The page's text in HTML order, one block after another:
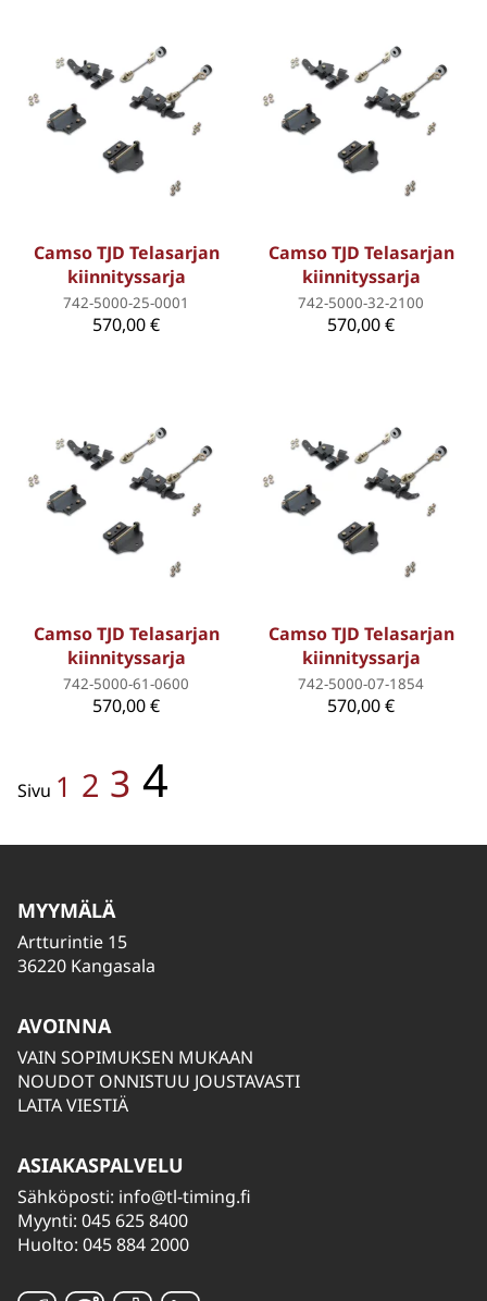
Camso TJD Telasarjan
kiinnityssarja
742-5000-25-0001
570,00 €
Camso TJD Telasarjan
kiinnityssarja
742-5000-32-2100
570,00 €
Camso TJD Telasarjan
kiinnityssarja
742-5000-61-0600
570,00 €
Camso TJD Telasarjan
kiinnityssarja
742-5000-07-1854
570,00 €
Sivu 1 2 3 4
MYYMÄLÄ
Artturintie 15
36220 Kangasala
AVOINNA
VAIN SOPIMUKSEN MUKAAN
NOUDOT ONNISTUU JOUSTAVASTI
LAITA VIESTIÄ
ASIAKASPALVELU
Sähköposti: info@tl-timing.fi
Myynti: 045 625 8400
Huolto: 045 884 2000